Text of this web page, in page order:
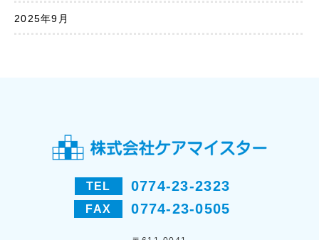
2025年9月
TEL 0774-23-2323
FAX 0774-23-0505